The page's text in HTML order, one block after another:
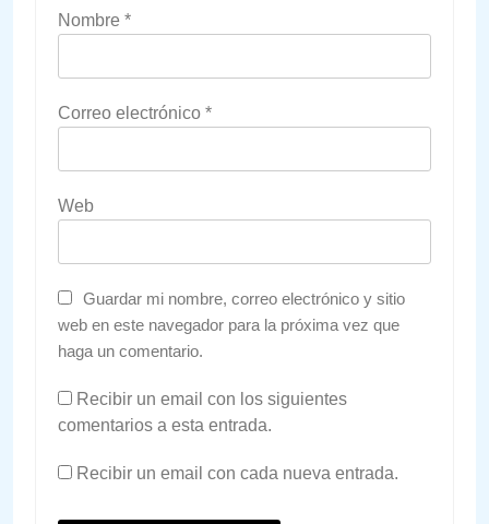
Nombre *
Correo electrónico *
Web
Guardar mi nombre, correo electrónico y sitio
web en este navegador para la próxima vez que
haga un comentario.
Recibir un email con los siguientes
comentarios a esta entrada.
Recibir un email con cada nueva entrada.